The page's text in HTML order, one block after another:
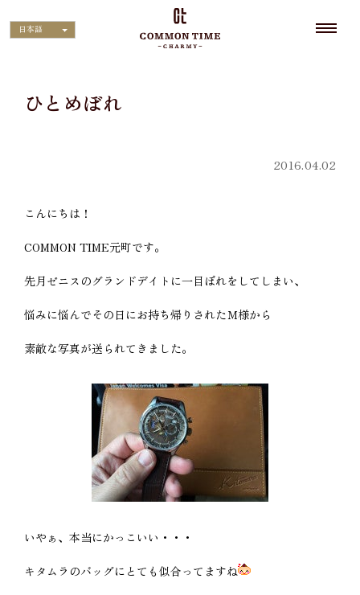
日本語
ひとめぼれ
2016.04.02
こんにちは！
COMMON TIME元町です。
先月ゼニスのグランドデイトに一目ぼれをしてしまい、
悩みに悩んでその日にお持ち帰りされたＭ様から
素敵な写真が送られてきました。
いやぁ、本当にかっこいい・・・
キタムラのバッグにとても似合ってますね